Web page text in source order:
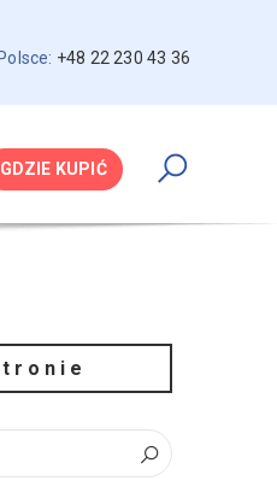
+48 22 230 43 36
GDZIE KUPIĆ